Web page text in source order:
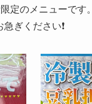
定のメニューです。
ぎください❗️